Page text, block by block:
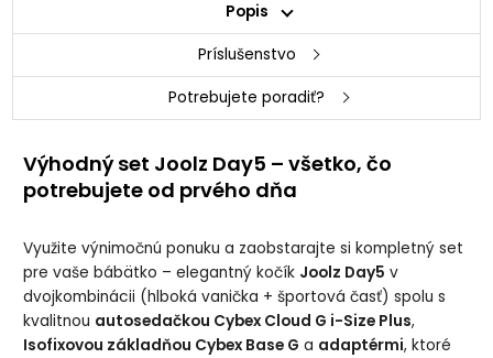
Popis
Príslušenstvo
Potrebujete poradiť?
Výhodný set Joolz Day5 – všetko, čo
potrebujete od prvého dňa
Využite výnimočnú ponuku a zaobstarajte si kompletný set
pre vaše bábätko – elegantný kočík Joolz Day5 v
dvojkombinácii (hlboká vanička + športová časť) spolu s
kvalitnou autosedačkou Cybex Cloud G i-Size Plus,
Isofixovou základňou Cybex Base G a adaptérmi, ktoré